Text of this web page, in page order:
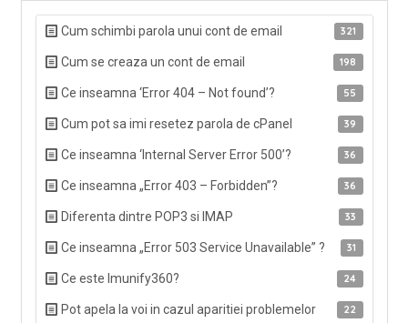
321
Cum schimbi parola unui cont de email
198
Cum se creaza un cont de email
55
Ce inseamna ‘Error 404 – Not found’?
39
Cum pot sa imi resetez parola de cPanel
36
Ce inseamna ‘Internal Server Error 500’?
36
Ce inseamna „Error 403 – Forbidden”?
33
Diferenta dintre POP3 si IMAP
31
Ce inseamna „Error 503 Service Unavailable” ?
24
Ce este Imunify360?
22
Pot apela la voi in cazul aparitiei problemelor